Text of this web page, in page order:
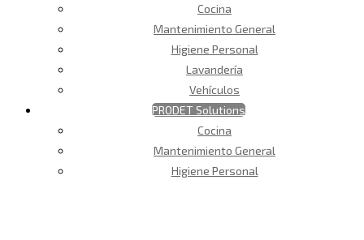
Cocina
Mantenimiento General
Higiene Personal
Lavandería
Vehículos
PRODET Solutions
Cocina
Mantenimiento General
Higiene Personal